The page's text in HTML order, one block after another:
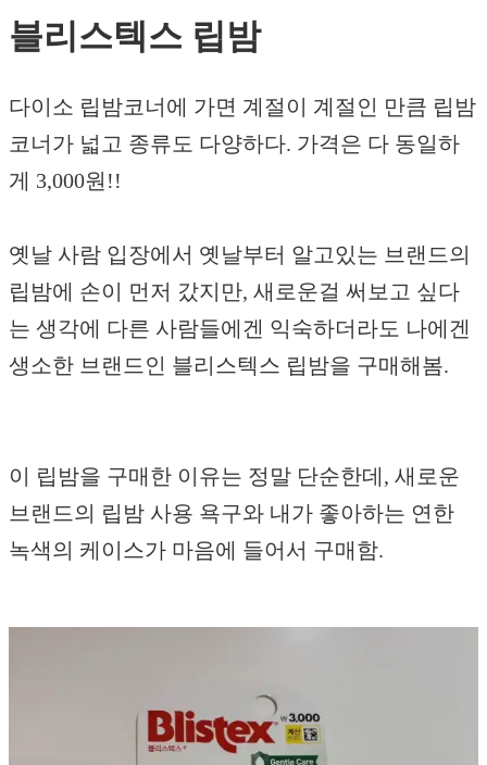
블리스텍스 립밤
다이소 립밤코너에 가면 계절이 계절인 만큼 립밤
코너가 넓고 종류도 다양하다. 가격은 다 동일하
게 3,000원!!
옛날 사람 입장에서 옛날부터 알고있는 브랜드의
립밤에 손이 먼저 갔지만, 새로운걸 써보고 싶다
는 생각에 다른 사람들에겐 익숙하더라도 나에겐
생소한 브랜드인 블리스텍스 립밤을 구매해봄.
이 립밤을 구매한 이유는 정말 단순한데, 새로운
브랜드의 립밤 사용 욕구와 내가 좋아하는 연한
녹색의 케이스가 마음에 들어서 구매함.